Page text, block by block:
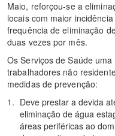
Maio, reforçou-se a
locais com maior
frequência de eliminação
duas vezes por mês.
Os Serviços de Saúde
trabalhadores não
medidas de prevenção:
Deve prestar a devida
eliminação de água
áreas periféricas ao